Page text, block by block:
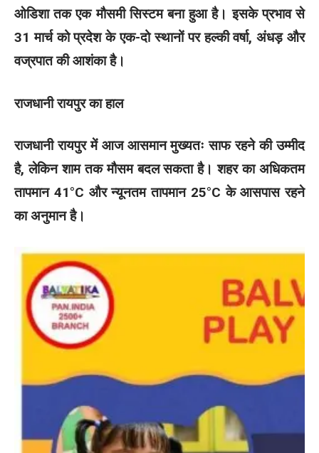
ओडिशा तक एक मौसमी सिस्टम बना हुआ है। इसके प्रभाव से
31 मार्च को प्रदेश के एक-दो स्थानों पर हल्की वर्षा, अंधड़ और
वज्रपात की आशंका है।
राजधानी रायपुर का हाल
राजधानी रायपुर में आज आसमान मुख्यतः साफ रहने की उम्मीद
है, लेकिन शाम तक मौसम बदल सकता है। शहर का अधिकतम
तापमान 41°C और न्यूनतम तापमान 25°C के आसपास रहने
का अनुमान है।